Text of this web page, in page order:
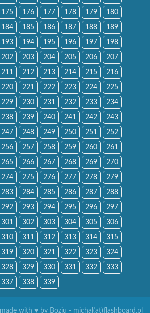
175 176 177 178 179 180
184 185 186 187 188 189
193 194 195 196 197 198
202 203 204 205 206 207
211 212 213 214 215 216
220 221 222 223 224 225
229 230 231 232 233 234
238 239 240 241 242 243
247 248 249 250 251 252
256 257 258 259 260 261
265 266 267 268 269 270
274 275 276 277 278 279
283 284 285 286 287 288
292 293 294 295 296 297
301 302 303 304 305 306
310 311 312 313 314 315
319 320 321 322 323 324
328 329 330 331 332 333
337 338 339
made with ♥ by Boziu - michal(at)flashboard.pl